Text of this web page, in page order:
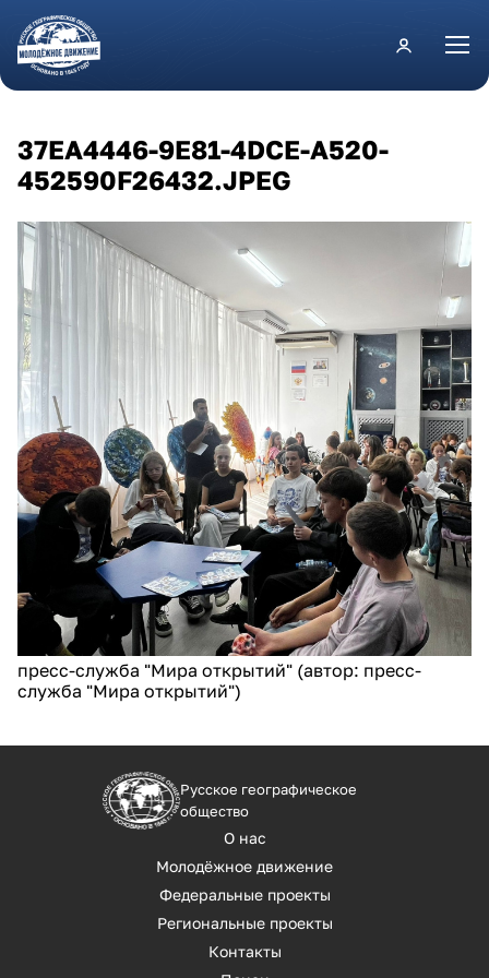
Перейти к основному содержанию
37EA4446-9E81-4DCE-A520-
452590F26432.JPEG
пресс-служба "Мира открытий" (автор: пресс-
служба "Мира открытий")
Русское географическое
общество
О нас
Молодёжное движение
Федеральные проекты
Региональные проекты
Контакты